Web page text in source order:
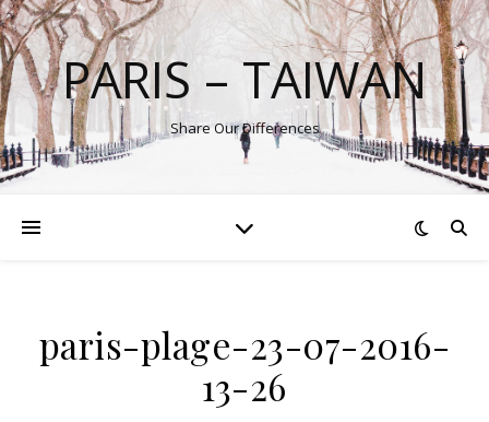
PARIS – TAIWAN
Share Our Differences
paris-plage-23-07-2016-
13-26